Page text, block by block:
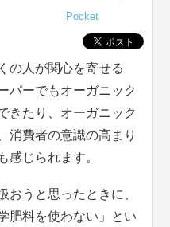
Pocket
の人が関心を寄せる
パーでもオーガニック
きたり、オーガニック
消費者の意識の高まり
感じられます。
おうと思ったときに、
肥料を使わない」とい